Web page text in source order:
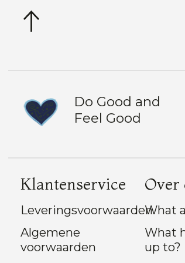
Do Good and
Feel Good
Klantenservice
Leveringsvoorwaarden
Algemene
voorwaarden
Over
What
What
up to?